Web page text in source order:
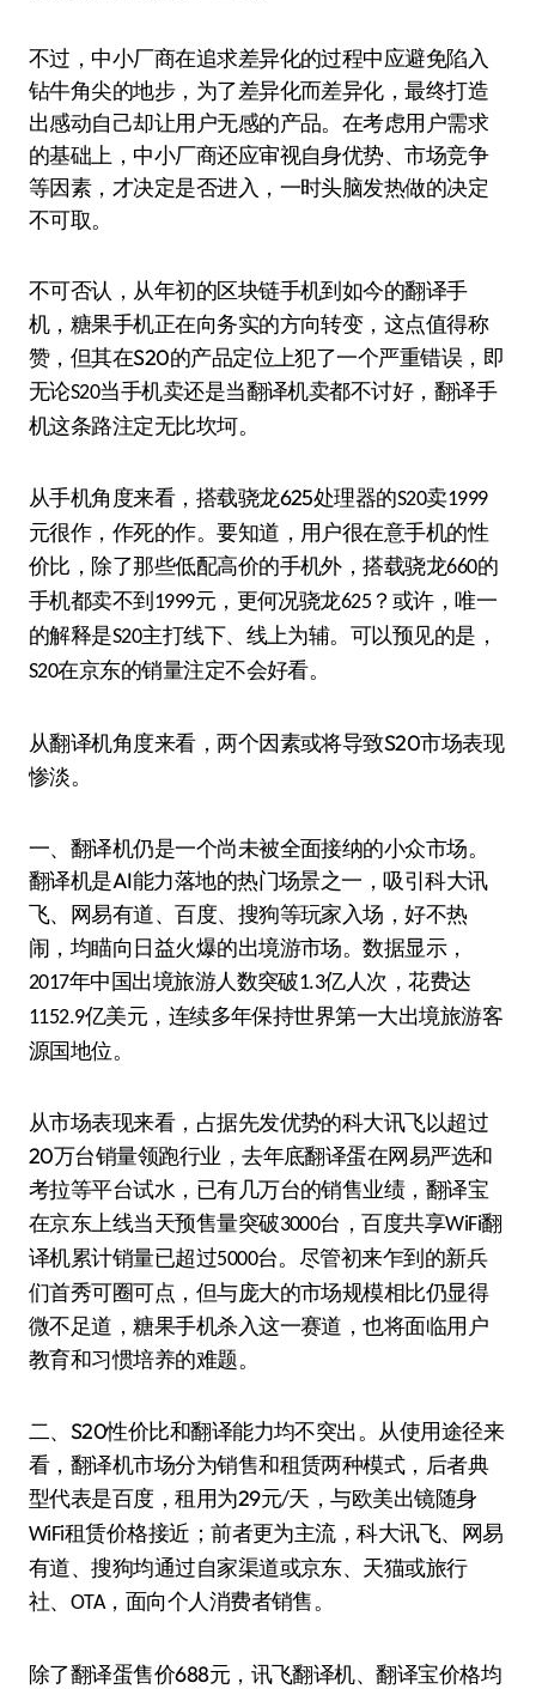
不过，中小厂商在追求差异化的过程中应避免陷入
钻牛角尖的地步，为了差异化而差异化，最终打造
出感动自己却让用户无感的产品。在考虑用户需求
的基础上，中小厂商还应审视自身优势、市场竞争
等因素，才决定是否进入，一时头脑发热做的决定
不可取。
不可否认，从年初的区块链手机到如今的翻译手
机，糖果手机正在向务实的方向转变，这点值得称
赞，但其在S20的产品定位上犯了一个严重错误，即
无论S20当手机卖还是当翻译机卖都不讨好，翻译手
机这条路注定无比坎坷。
从手机角度来看，搭载骁龙625处理器的S20卖1999
元很作，作死的作。要知道，用户很在意手机的性
价比，除了那些低配高价的手机外，搭载骁龙660的
手机都卖不到 1999元，更何况骁龙625 ？或许，唯一
的解释是S20主打线下、线上为辅。可以预见的是，
S20在京东的销量注定不会好看。
从翻译机角度来看，两个因素或将导致S20市场表现
惨淡。
一、翻译机仍是一个尚未被全面接纳的小众市场。
翻译机是AI能力落地的热门场景之一，吸引科大讯
飞、网易有道、百度、搜狗等玩家入场，好不热
闹，均瞄向日益火爆的出境游市场。数据显示，
2017年中国出境旅游人数突破1.3亿人次，花费达
1152.9亿美元，连续多年保持世界第一大出境旅游客
源国地位。
从市场表现来看，占据先发优势的科大讯飞以超过
20万台销量领跑行业，去年底翻译蛋在网易严选和
考拉等平台试水，已有几万台的销售业绩，翻译宝
在京东上线当天预售量突破3000台，百度共享WiFi翻
译机累计销量已超过5000台。尽管初来乍到的新兵
们首秀可圈可点，但与庞大的市场规模相比仍显得
微不足道，糖果手机杀入这一赛道，也将面临用户
教育和习惯培养的难题。
二、 S20性价比和翻译能力均不突出。 从使用途径来
看，翻译机市场分为销售和租赁两种模式，后者典
型代表是百度，租用为29元/天，与欧美出镜随身
WiFi租赁价格接近；前者更为主流，科大讯飞、网易
有道、搜狗均通过自家渠道或京东、天猫或旅行
社、 OTA，面向个人消费者销售。
除了翻译蛋售价688元，讯飞翻译机、翻译宝价格均